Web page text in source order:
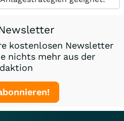
kostenlosen Newsletter
nichts mehr aus der